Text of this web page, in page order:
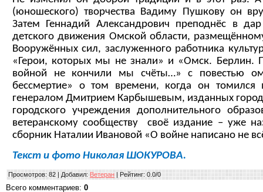
(юношеского) творчества Вадиму Пушкову он
Затем Геннадий Александрович преподнёс в
детского движения Омской области,
Вооружённых сил, заслуженного работника
«Герои, которых мы не знали» и «Омск. Берлин.
войной не кончили мы счёты…» с повестью
бессмертие» о том времени, когда он томился
генералом Дмитрием Карбышевым, изданных
городского учреждения дополнительного
ветеранскому сообществу своё издание – уже
сборник Наталии Ивановой «О войне написано не
Текст и фото Николая ШОКУРОВА.
Просмотров: 82 | Добавил: Ветеран | Рейтинг: 0.0/0
Всего комментариев: 0